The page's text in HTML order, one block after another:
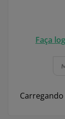
Faça